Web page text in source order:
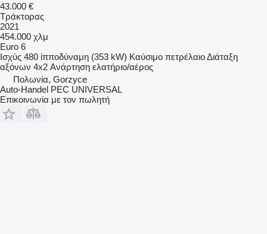
43.000 €
Τράκτορας
2021
454.000 χλμ
Euro 6
Ισχύς 480 ίπποδύναμη (353 kW) Καύσιμο πετρέλαιοΔιάταξη
αξόνων 4x2 Ανάρτηση ελατήριο/αέρος
Πολωνία, Gorzyce
Auto-Handel PEC UNIVERSAL
Επικοινωνία με τον πωλητή